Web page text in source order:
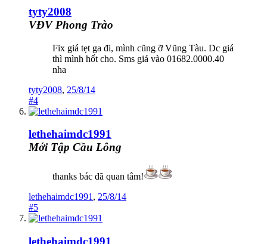
tyty2008
VĐV Phong Trào
Fix giá tẹt ga đi, mình cũng ỡ Vũng Tàu. Dc giá
thì mình hốt cho. Sms giá vào 01682.0000.40
nha
tyty2008, 25/8/14
#4
lethehaimdc1991
Mới Tập Cầu Lông
thanks bác đã quan tâm!
lethehaimdc1991 , 25/8/14
#5
lethehaimdc1991